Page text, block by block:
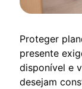
Proteger
presente
disponível e
desejam